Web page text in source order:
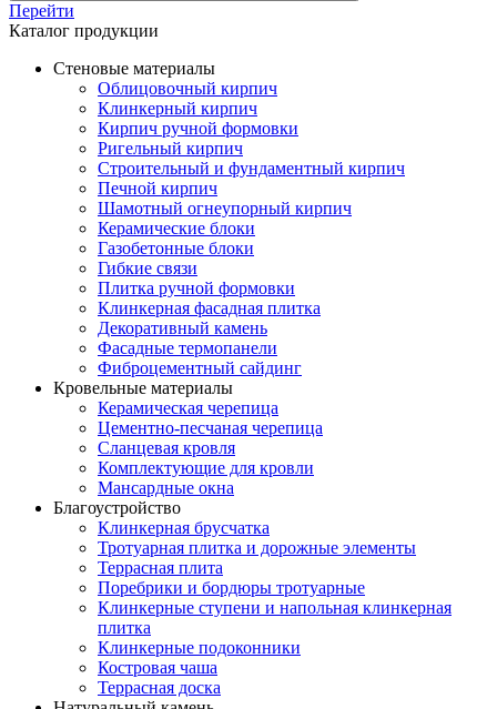
Перейти
Каталог продукции
Стеновые материалы
Облицовочный кирпич
Клинкерный кирпич
Кирпич ручной формовки
Ригельный кирпич
Строительный и фундаментный кирпич
Печной кирпич
Шамотный огнеупорный кирпич
Керамические блоки
Газобетонные блоки
Гибкие связи
Плитка ручной формовки
Клинкерная фасадная плитка
Декоративный камень
Фасадные термопанели
Фиброцементный сайдинг
Кровельные материалы
Керамическая черепица
Цементно-песчаная черепица
Сланцевая кровля
Комплектующие для кровли
Мансардные окна
Благоустройство
Клинкерная брусчатка
Тротуарная плитка и дорожные элементы
Террасная плита
Поребрики и бордюры тротуарные
Клинкерные ступени и напольная клинкерная
плитка
Клинкерные подоконники
Костровая чаша
Террасная доска